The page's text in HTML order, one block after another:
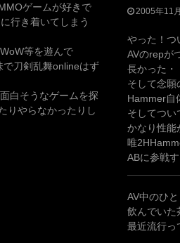
2005年11
やった！つ
AVのrepが
長かった・
そして念願
Hammer自
そしてつい
かなり性能
唯
ABに参戦
AV中のひ
飲んでいた
最近流行っ
ゲームが好きで
行き着いてしまう
等を遊んで
で刀剣乱舞onlineはず
白そうなゲームを探
りやらなかったりし